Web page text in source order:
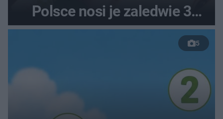
Polsce nosi je zaledwie 3
kobiety
5